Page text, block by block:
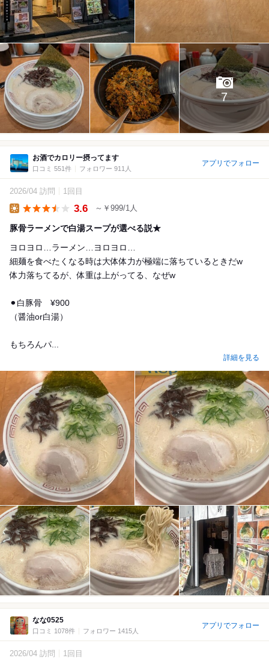
7
お酒でカロリー摂ってます
口コミ 551件 フォロワー 911人
アプリでフォロー
2026/04 訪問 1回目
3.6 ～￥999/1人
豚骨ラーメンで白湯スープが選べる説★
ヨロヨロ…ラーメン…ヨロヨロ…
細麺を食べたくなる時は大体体力が極端に落ちているときだw
体力落ちてるが、体重は上がってる、なぜw
⚫︎白豚骨 ¥900
（醤油or白湯）
もちろんパ...
詳細を見る
なな0525
口コミ 1078件 フォロワー 1415人
アプリでフォロー
2026/04 訪問 1回目